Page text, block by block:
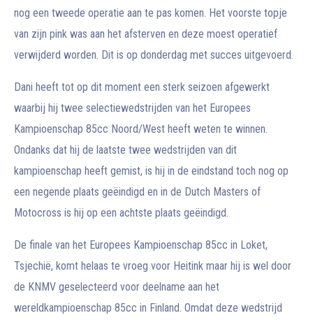
nog een tweede operatie aan te pas komen. Het voorste topje
van zijn pink was aan het afsterven en deze moest operatief
verwijderd worden. Dit is op donderdag met succes uitgevoerd.
Dani heeft tot op dit moment een sterk seizoen afgewerkt
waarbij hij twee selectiewedstrijden van het Europees
Kampioenschap 85cc Noord/West heeft weten te winnen.
Ondanks dat hij de laatste twee wedstrijden van dit
kampioenschap heeft gemist, is hij in de eindstand toch nog op
een negende plaats geëindigd en in de Dutch Masters of
Motocross is hij op een achtste plaats geëindigd.
De finale van het Europees Kampioenschap 85cc in Loket,
Tsjechië, komt helaas te vroeg voor Heitink maar hij is wel door
de KNMV geselecteerd voor deelname aan het
wereldkampioenschap 85cc in Finland. Omdat deze wedstrijd